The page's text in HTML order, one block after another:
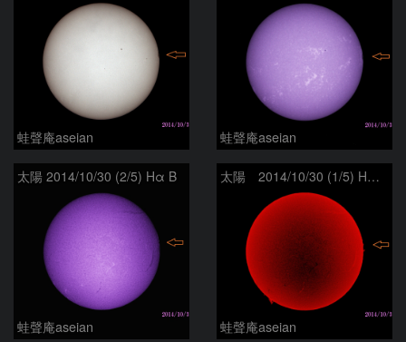
蛙聲庵aseian 蛙聲庵aseian
太陽 2014/10/30 (2/5) Hα B
蛙聲庵aseian
太陽 2014/10/30 (1/5) Hα R-B
蛙聲庵aseian